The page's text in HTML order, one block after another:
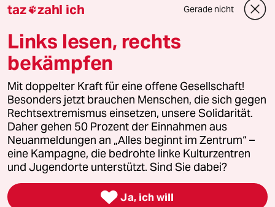
Downloads für Abonnierende
© 2026 taz Verlags und Vertriebs GmbH
Alle Rechte vorbehalten. Bei rechtlichen Fragen oder für Genehmigungen
wenden Sie sich bitte an
lizenzen@taz.de
Feedback Redaktionsstatut Kommune-Richtlinien
Leitlinie Informant Datenschutz Impressum AGB
Seitenwende Einwilligungen widerrufen (Ads)
taz zahl ich Gerade nicht
Links lesen, rechts
bekämpfen
Mit doppelter Kraft für eine offene Gesellschaft!
Besonders jetzt brauchen Menschen, die sich gegen
Rechtsextremismus einsetzen, unsere Solidarität.
Daher gehen 50 Prozent der Einnahmen aus
Neuanmeldungen an „Alles beginnt im Zentrum“ –
eine Kampagne, die bedrohte linke Kulturzentren
und Jugendorte unterstützt. Sind Sie dabei?
 Ja, ich will